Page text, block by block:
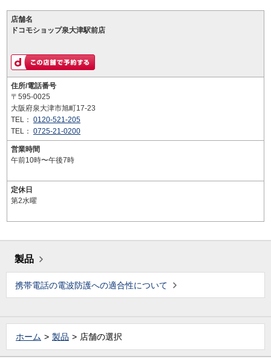
店舗名
ドコモショップ泉大津駅前店
住所/電話番号
〒595-0025
大阪府泉大津市旭町17-23
TEL： 0120-521-205
TEL： 0725-21-0200
営業時間
午前10時〜午後7時
定休日
第2水曜
製品
携帯電話の電波防護への適合性について
ホーム 製品 店舗の選択